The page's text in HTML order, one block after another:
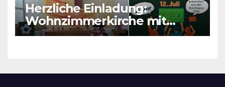
Herzliche Einladung:
Wohnzimmerkirche mit
unseren Konfis